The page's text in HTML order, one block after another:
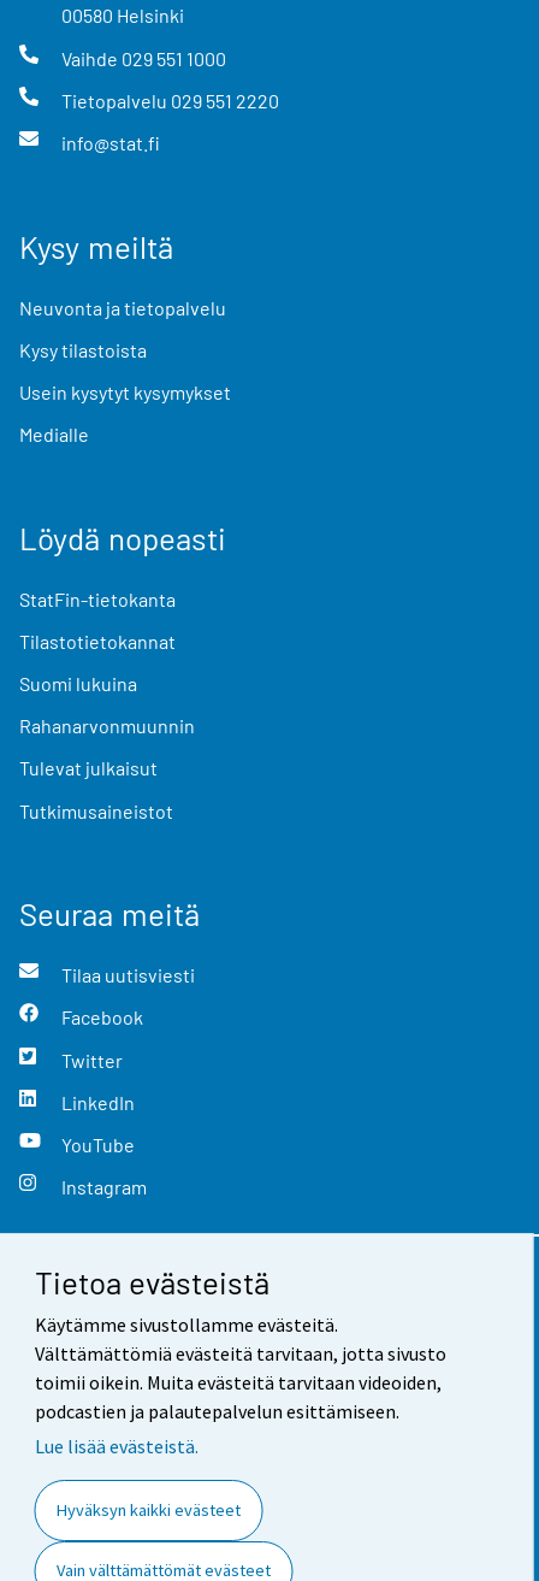
Tietoa evästeistä
Käytämme sivustollamme evästeitä.
Välttämättömiä evästeitä tarvitaan, jotta sivusto
toimii oikein. Muita evästeitä tarvitaan videoiden,
podcastien ja palautepalvelun esittämiseen.
Lue lisää evästeistä.
Hyväksyn kaikki evästeet
Vain välttämättömät evästeet
00580 Helsinki
Vaihde 029 551 1000
Tietopalvelu 029 551 2220
info@stat.fi
Kysy meiltä
Neuvonta ja tietopalvelu
Kysy tilastoista
Usein kysytyt kysymykset
Medialle
Löydä nopeasti
StatFin-tietokanta
Tilastotietokannat
Suomi lukuina
Rahanarvonmuunnin
Tulevat julkaisut
Tutkimusaineistot
Seuraa meitä
Tilaa uutisviesti
Facebook
Twitter
LinkedIn
YouTube
Instagram
Yhteystiedot
Palaute
Käyttöehdot
Saavutettavuus
Tietoa sivustosta